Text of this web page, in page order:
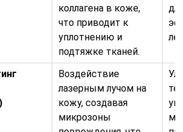
коллагена в коже,
что приводит к
уплотнению и
подтяжке тканей.
Воздействие
лазерным лучом на
кожу, создавая
микрозоны